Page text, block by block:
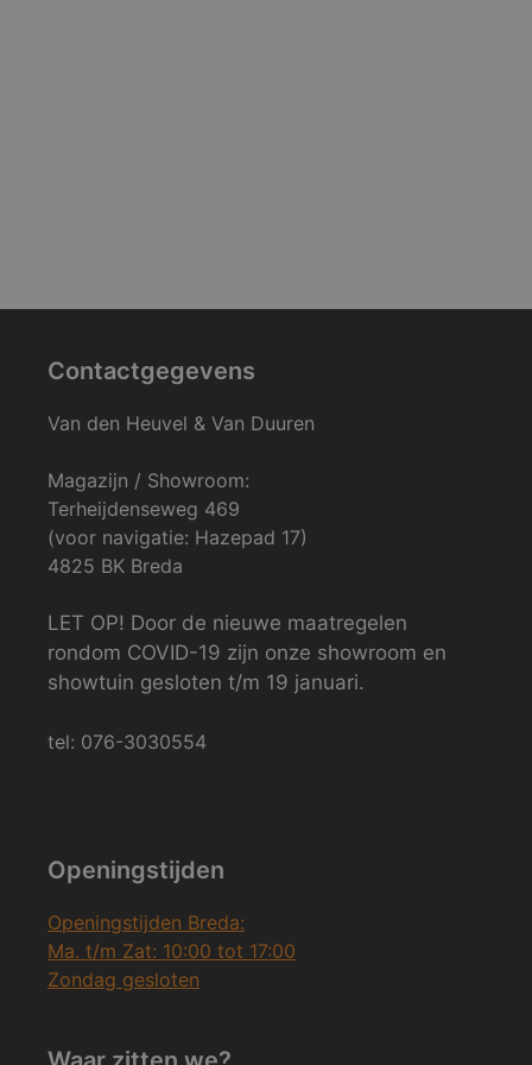
Contactgegevens
Van den Heuvel & Van Duuren
Magazijn / Showroom:
Terheijdenseweg 469
(voor navigatie: Hazepad 17)
4825 BK Breda
LET OP! Door de nieuwe maatregelen
rondom COVID-19 zijn onze showroom en
showtuin gesloten t/m 19 januari.
tel: 076-3030554
Openingstijden
Openingstijden Breda:
Ma. t/m Zat: 10:00 tot 17:00
Zondag gesloten